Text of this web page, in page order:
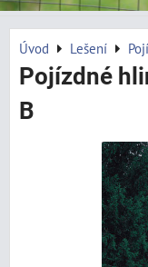
Úvod Lešení
Pojízdné
B